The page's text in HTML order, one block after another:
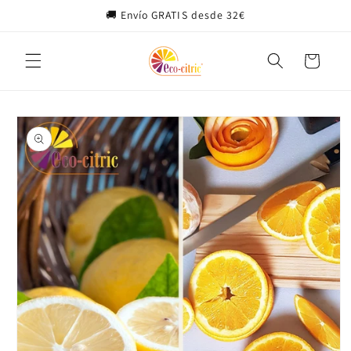
🚚 Envío GRATIS desde 32€
Carrito
directamente
a la
información
del producto